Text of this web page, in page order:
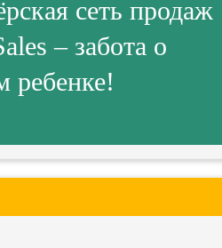
сеть продаж
– забота о
ребенке!